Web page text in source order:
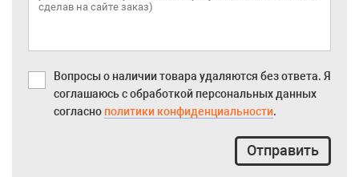
Вопросы о наличии товара удаляются без ответа. Я
соглашаюсь с обработкой персональных данных
согласно политики конфиденциальности.
Отправить